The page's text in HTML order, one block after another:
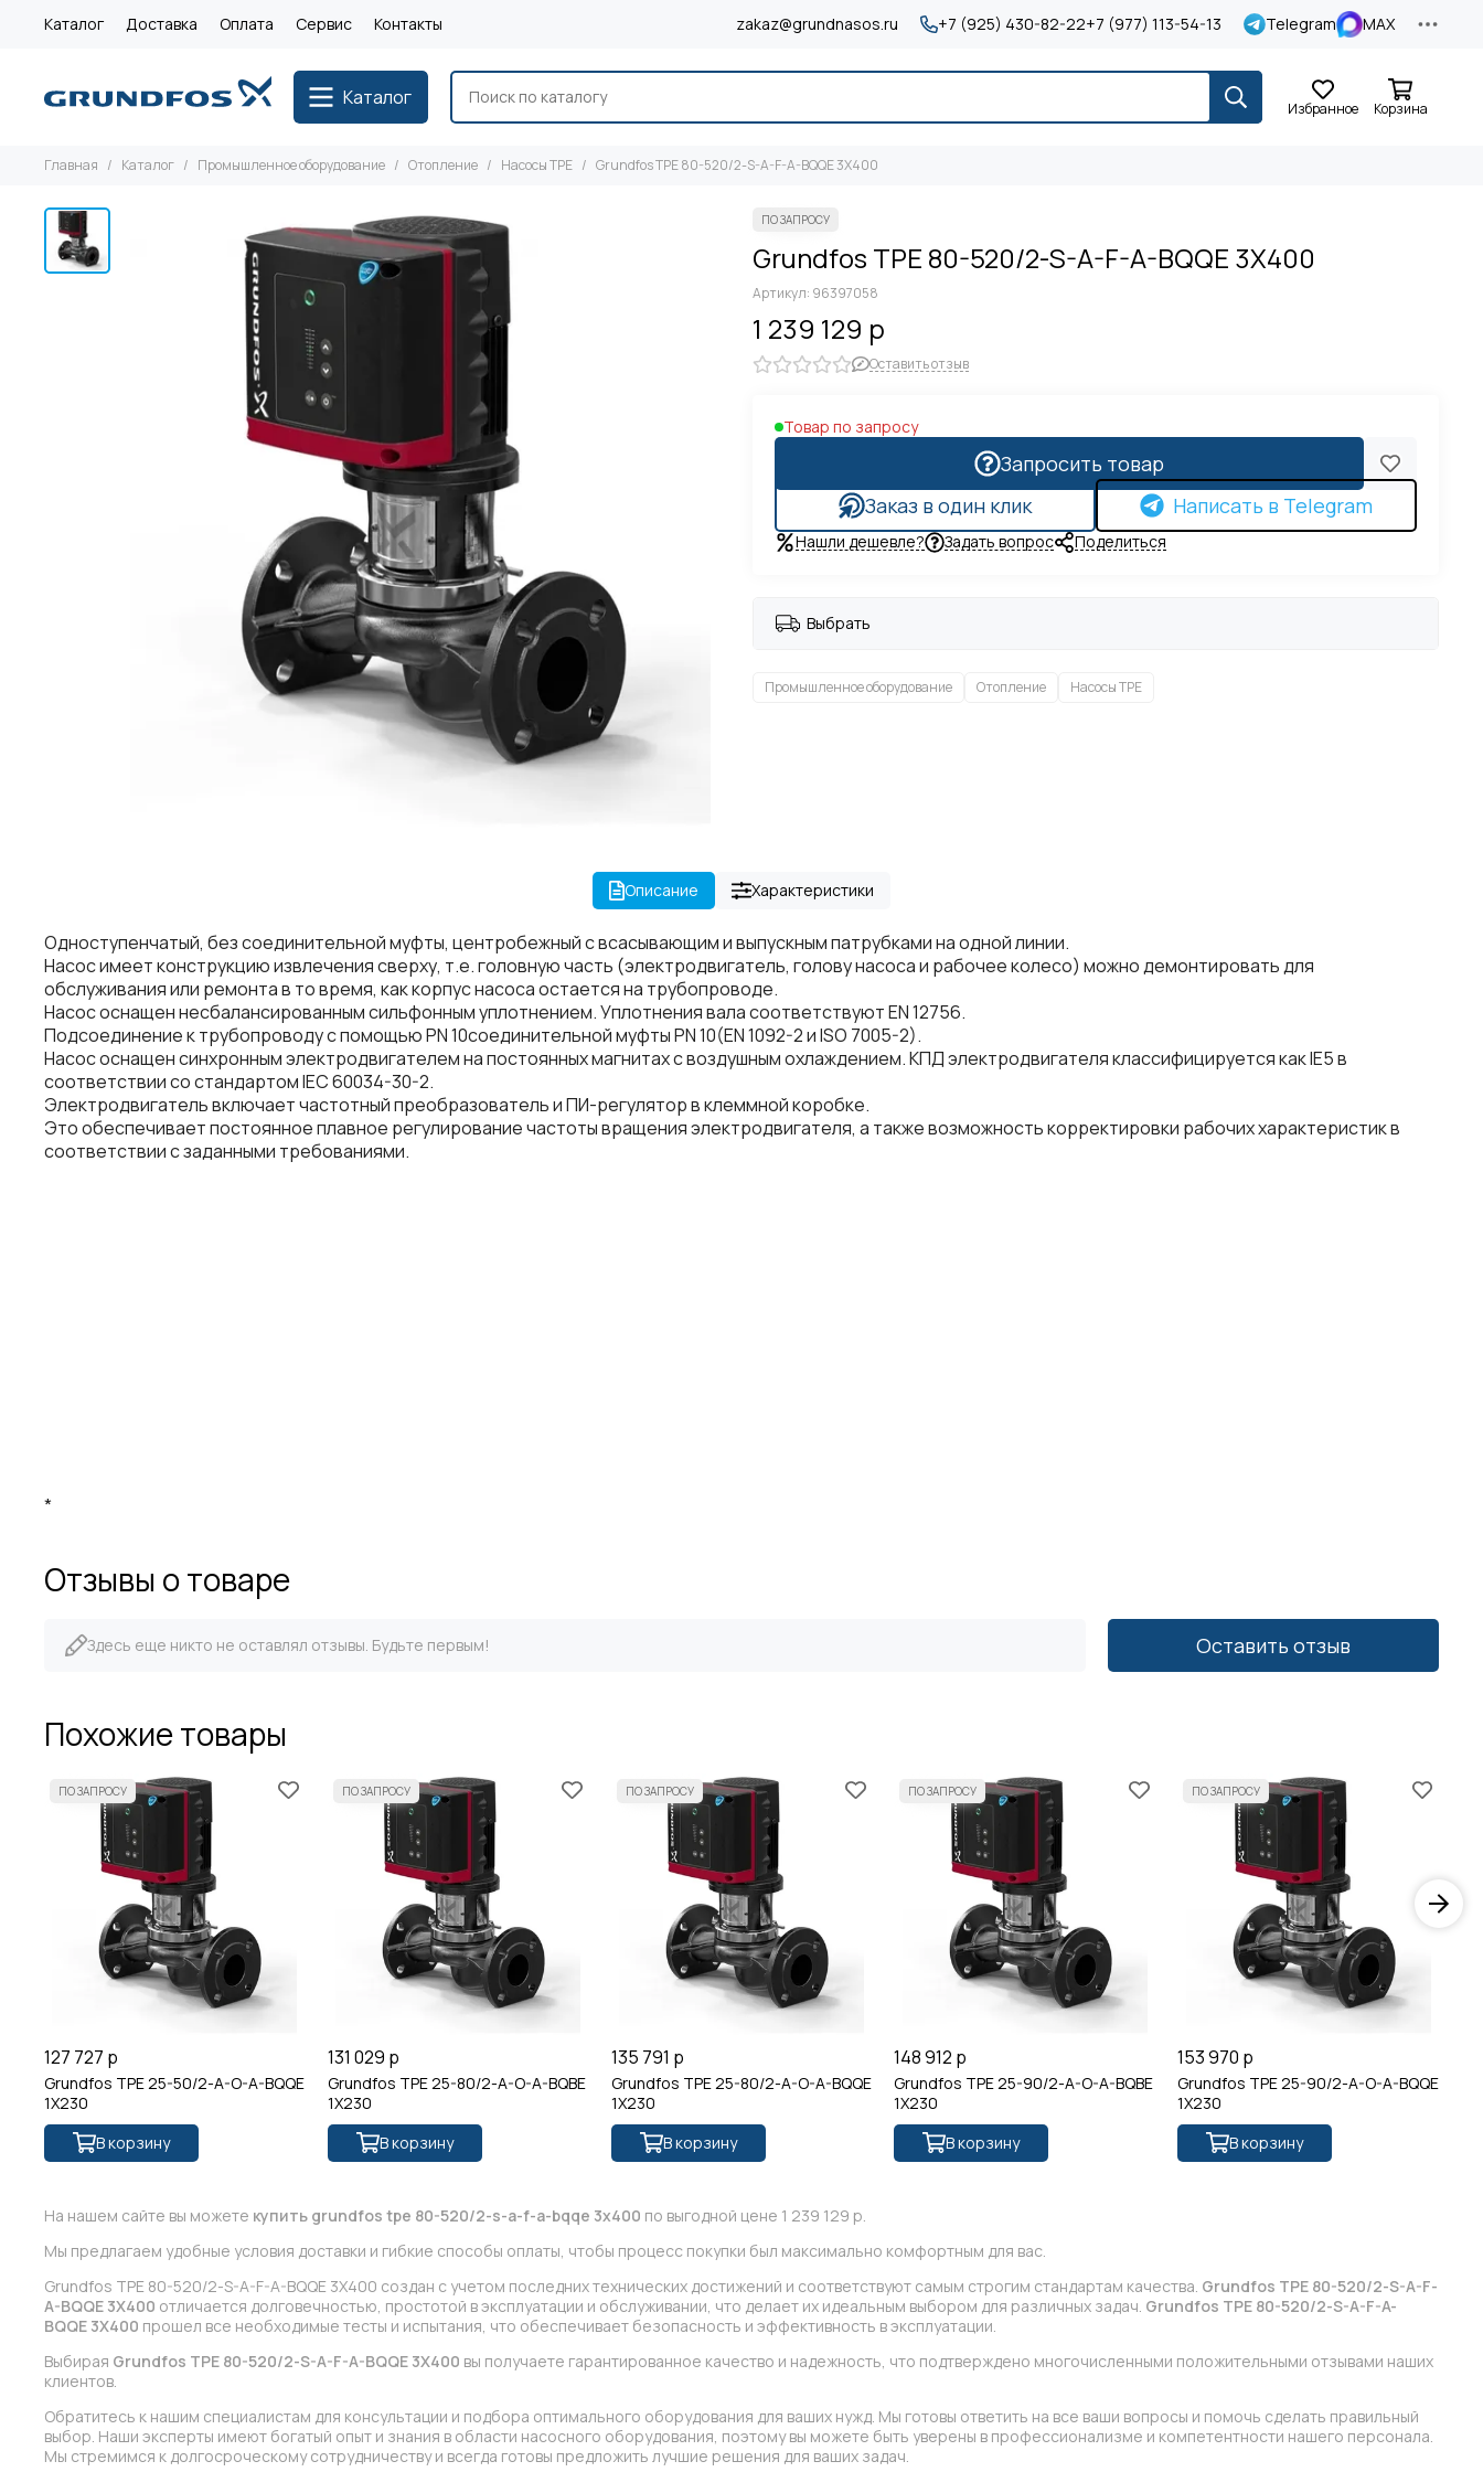
Каталог Доставка Оплата Сервис Контакты zakaz@grundnasos.ru +7 (925) 430-82-22+7 (977) 113-54-13 Telegram MAX
Каталог Избранное Корзина
Главная Каталог Промышленное оборудование Отопление Насосы TPE Grundfos TPE 80-520/2-S-A-F-A-BQQE 3X400
Grundfos TPE 80-520/2-S-A-F-A-BQQE 3X400
Артикул: 96397058
1 239 129 р
Оставить отзыв
Товар по запросу
Запросить товар
Заказ в один клик
Написать в Telegram
Нашли дешевле? Задать вопрос Поделиться
Выбрать
Промышленное оборудование Отопление Насосы TPE
Описание Характеристики
Одноступенчатый, без соединительной муфты, центробежный с всасывающим и выпускным патрубками на одной линии.
Насос имеет конструкцию извлечения сверху, т.е. головную часть (электродвигатель, голову насоса и рабочее колесо) можно демонтировать для
обслуживания или ремонта в то время, как корпус насоса остается на трубопроводе.
Насос оснащен несбалансированным сильфонным уплотнением. Уплотнения вала соответствуют EN 12756.
Подсоединение к трубопроводу с помощью PN 10соединительной муфты PN 10(EN 1092-2 и ISO 7005-2).
Насос оснащен синхронным электродвигателем на постоянных магнитах с воздушным охлаждением. КПД электродвигателя классифицируется как IE5 в
соответствии со стандартом IEC 60034-30-2.
Электродвигатель включает частотный преобразователь и ПИ-регулятор в клеммной коробке.
Это обеспечивает постоянное плавное регулирование частоты вращения электродвигателя, а также возможность корректировки рабочих характеристик в
соответствии с заданными требованиями.
*
Отзывы о товаре
Здесь еще никто не оставлял отзывы. Будьте первым! Оставить отзыв
Похожие товары
127 727 р
Grundfos TPE 25-50/2-A-O-A-BQQE
1X230
В корзину
131 029 р
Grundfos TPE 25-80/2-A-O-A-BQBE
1X230
В корзину
135 791 р
Grundfos TPE 25-80/2-A-O-A-BQQE
1X230
В корзину
148 912 р
Grundfos TPE 25-90/2-A-O-A-BQBE
1X230
В корзину
153 970 р
Grundfos TPE 25-90/2-A-O-A-BQQE
1X230
В корзину
На нашем сайте вы можете купить grundfos tpe 80-520/2-s-a-f-a-bqqe 3x400 по выгодной цене 1 239 129 р.
Мы предлагаем удобные условия доставки и гибкие способы оплаты, чтобы процесс покупки был максимально комфортным для вас.
Grundfos TPE 80-520/2-S-A-F-A-BQQE 3X400 создан с учетом последних технических достижений и соответствуют самым строгим стандартам качества. Grundfos TPE 80-520/2-S-A-F-
A-BQQE 3X400 отличается долговечностью, простотой в эксплуатации и обслуживании, что делает их идеальным выбором для различных задач. Grundfos TPE 80-520/2-S-A-F-A-
BQQE 3X400 прошел все необходимые тесты и испытания, что обеспечивает безопасность и эффективность в эксплуатации.
Выбирая Grundfos TPE 80-520/2-S-A-F-A-BQQE 3X400 вы получаете гарантированное качество и надежность, что подтверждено многочисленными положительными отзывами наших
клиентов.
Обратитесь к нашим специалистам для консультации и подбора оптимального оборудования для ваших нужд. Мы готовы ответить на все ваши вопросы и помочь сделать правильный
выбор. Наши эксперты имеют богатый опыт и знания в области насосного оборудования, поэтому вы можете быть уверены в профессионализме и компетентности нашего персонала.
Мы стремимся к долгосроческому сотрудничеству и всегда готовы предложить лучшие решения для ваших задач.